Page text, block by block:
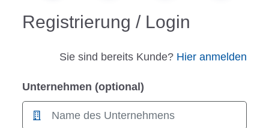
Registrierung / Login
Sie sind bereits Kunde? Hier anmelden
Unternehmen (optional)